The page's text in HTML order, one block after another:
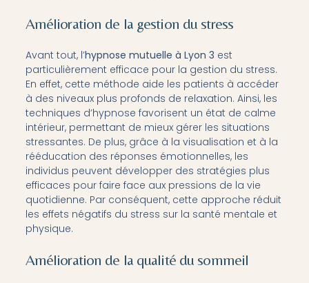
Amélioration de la gestion du stress
Avant tout, l’hypnose mutuelle à Lyon 3 est
particulièrement efficace pour la gestion du stress.
En effet, cette méthode aide les patients à accéder
à des niveaux plus profonds de relaxation. Ainsi, les
techniques d’hypnose favorisent un état de calme
intérieur, permettant de mieux gérer les situations
stressantes. De plus, grâce à la visualisation et à la
rééducation des réponses émotionnelles, les
individus peuvent développer des stratégies plus
efficaces pour faire face aux pressions de la vie
quotidienne. Par conséquent, cette approche réduit
les effets négatifs du stress sur la santé mentale et
physique.
Amélioration de la qualité du sommeil